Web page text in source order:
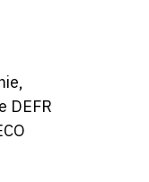
DEFR